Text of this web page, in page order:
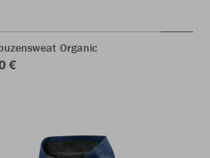
Organic
€